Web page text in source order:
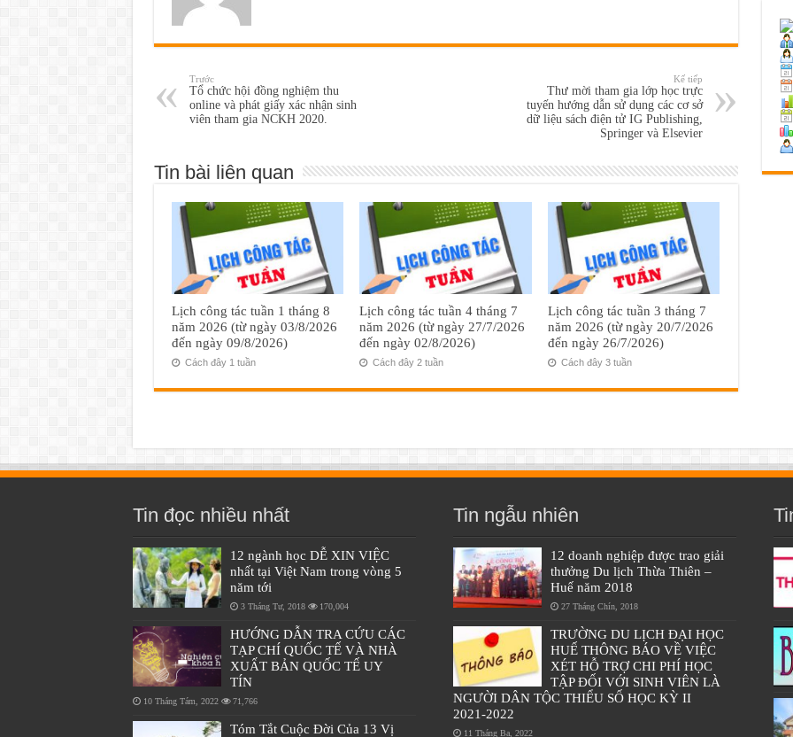
Trước
Tổ chức hội đồng nghiệm thu
online và phát giấy xác nhận sinh
viên tham gia NCKH 2020.
Kế tiếp
Thư mời tham gia lớp học trực
tuyến hướng dẫn sử dụng các cơ sở
dữ liệu sách điện tử IG Publishing,
Springer và Elsevier
Tin bài liên quan
Lịch công tác tuần 1 tháng 8
năm 2026 (từ ngày 03/8/2026
đến ngày 09/8/2026)
Cách đây 1 tuần
Lịch công tác tuần 4 tháng 7
năm 2026 (từ ngày 27/7/2026
đến ngày 02/8/2026)
Cách đây 2 tuần
Lịch công tác tuần 3 tháng 7
năm 2026 (từ ngày 20/7/2026
đến ngày 26/7/2026)
Cách đây 3 tuần
Tin đọc nhiều nhất
12 ngành học DỄ XIN VIỆC
nhất tại Việt Nam trong vòng 5
năm tới
3 Tháng Tư, 2018 170,004
HƯỚNG DẪN TRA CỨU CÁC
TẠP CHÍ QUỐC TẾ VÀ NHÀ
XUẤT BẢN QUỐC TẾ UY
TÍN
10 Tháng Tám, 2022 71,766
Tóm Tắt Cuộc Đời Của 13 Vị
Tin ngẫu nhiên
12 doanh nghiệp được trao giải
thưởng Du lịch Thừa Thiên –
Huế năm 2018
27 Tháng Chín, 2018
TRƯỜNG DU LỊCH ĐẠI HỌC
HUẾ THÔNG BÁO VỀ VIỆC
XÉT HỖ TRỢ CHI PHÍ HỌC
TẬP ĐỐI VỚI SINH VIÊN LÀ
NGƯỜI DÂN TỘC THIỂU SỐ HỌC KỲ II
2021-2022
11 Tháng Ba, 2022